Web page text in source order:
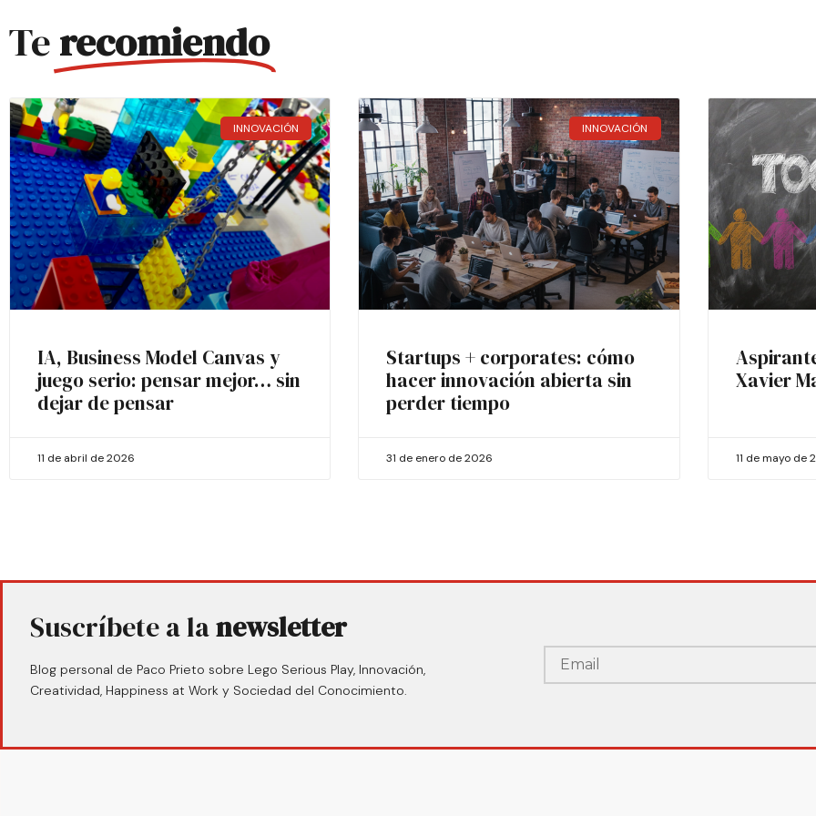
Terecomiendo
INNOVACIÓN
IA, Business Model Canvas y
juego serio: pensar mejor… sin
dejar de pensar
11 de abril de 2026
INNOVACIÓN
Startups + corporates: cómo
hacer innovación abierta sin
perder tiempo
31 de enero de 2026
Xavier
11 de mayo de
Suscríbete a lanewsletter
Blog personal de Paco Prieto sobre Lego Serious Play, Innovación,
Creatividad, Happiness at Work y Sociedad del Conocimiento.